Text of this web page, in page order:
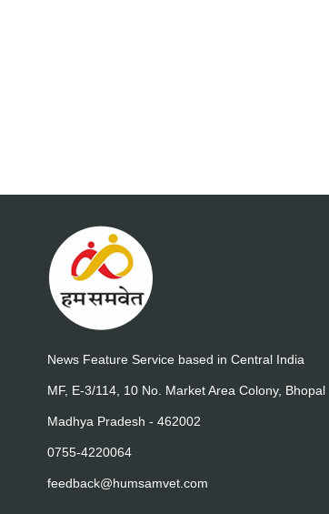
News Feature Service based in Central India
MF, E-3/114, 10 No. Market Area Colony, Bhopal
Madhya Pradesh - 462002
0755-4220064
feedback@humsamvet.com